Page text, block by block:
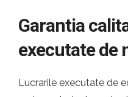
Garantia
executate de
Lucrarile executate de